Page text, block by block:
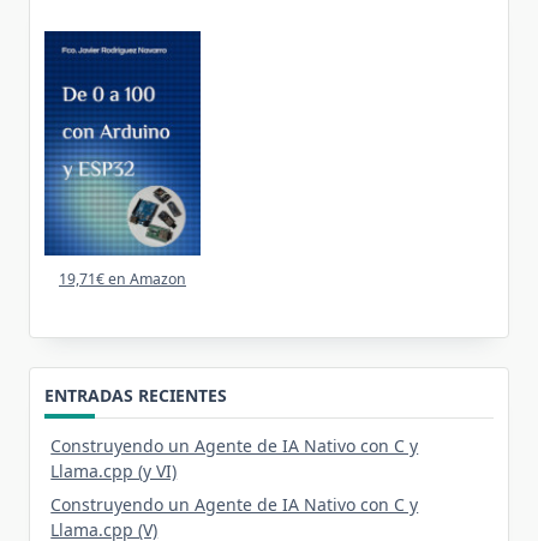
19,71€ en Amazon
ENTRADAS RECIENTES
Construyendo un Agente de IA Nativo con C y
Llama.cpp (y VI)
Construyendo un Agente de IA Nativo con C y
Llama.cpp (V)